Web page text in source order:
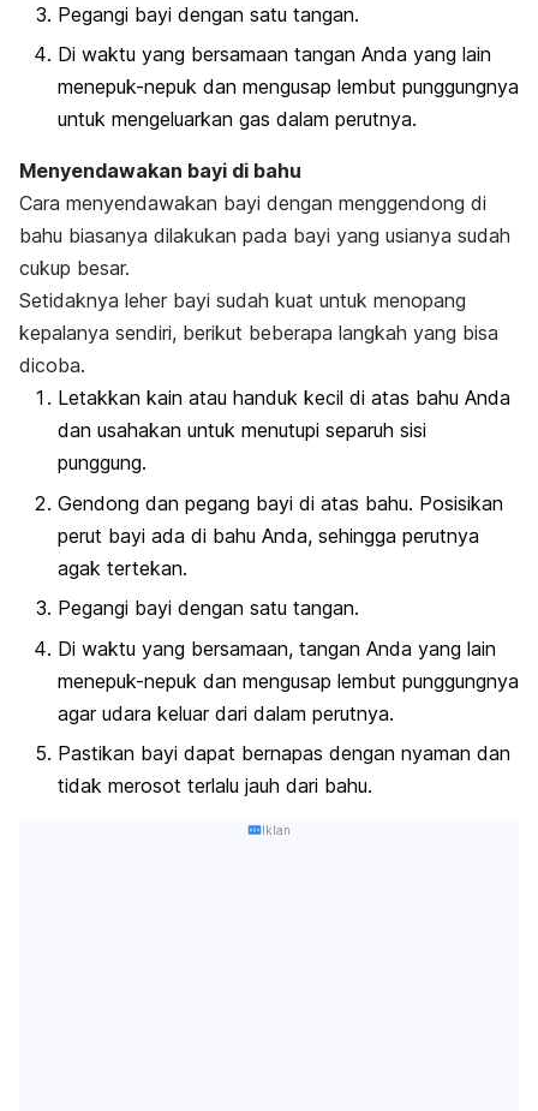
Pegangi bayi dengan satu tangan.
Di waktu yang bersamaan tangan Anda yang lain
menepuk-nepuk dan mengusap lembut punggungnya
untuk mengeluarkan gas dalam perutnya.
Menyendawakan bayi di bahu
Cara menyendawakan bayi dengan menggendong di
bahu biasanya dilakukan pada bayi yang usianya sudah
cukup besar.
Setidaknya leher bayi sudah kuat untuk menopang
kepalanya sendiri, berikut beberapa langkah yang bisa
dicoba.
Letakkan kain atau handuk kecil di atas bahu Anda
dan usahakan untuk menutupi separuh sisi
punggung.
Gendong dan pegang bayi di atas bahu. Posisikan
perut bayi ada di bahu Anda, sehingga perutnya
agak tertekan.
Pegangi bayi dengan satu tangan.
Di waktu yang bersamaan, tangan Anda yang lain
menepuk-nepuk dan mengusap lembut punggungnya
agar udara keluar dari dalam perutnya.
Pastikan bayi dapat bernapas dengan nyaman dan
tidak merosot terlalu jauh dari bahu.
Iklan